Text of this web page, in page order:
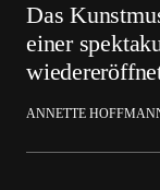
Das
einer
ANNETTE